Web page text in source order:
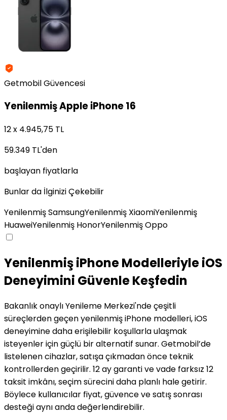
Getmobil Güvencesi
YenilenmişApple iPhone 16
12 x 4.945,75 TL
59.349 TL'den
başlayan fiyatlarla
Bunlar da İlginizi Çekebilir
Yenilenmiş SamsungYenilenmiş XiaomiYenilenmiş
HuaweiYenilenmiş HonorYenilenmiş Oppo
Yenilenmiş iPhone Modelleriyle iOS
Deneyimini Güvenle Keşfedin
Bakanlık onaylı Yenileme Merkezi'nde çeşitli
süreçlerden geçen yenilenmiş iPhone modelleri, iOS
deneyimine daha erişilebilir koşullarla ulaşmak
isteyenler için güçlü bir alternatif sunar. Getmobil’de
listelenen cihazlar, satışa çıkmadan önce teknik
kontrollerden geçirilir. 12 ay garanti ve vade farksız 12
taksit imkânı, seçim sürecini daha planlı hale getirir.
Böylece kullanıcılar fiyat, güvence ve satış sonrası
desteği aynı anda değerlendirebilir.